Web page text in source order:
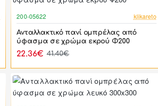
200-05622 klikareto
Ανταλλακτικό πανί ομπρέλας από
ύφασμα σε χρώμα εκρού Φ200
22.36€ 41.40€